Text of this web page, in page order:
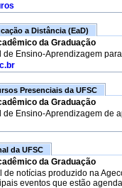
a Distância (EaD)
da Graduação
de Ensino-Aprendizagem
Presenciais da UFSC
da Graduação
de Ensino-Aprendizagem de
da UFSC
da Graduação
de notícias produzido na
eventos que estão